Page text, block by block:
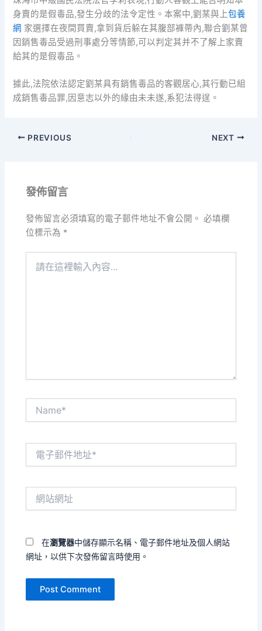
身賣的是假毒品,發生分歧的法令定性。本案中,劉某與上包養
網 家選擇在夜間買賣,拿到貨后躲在其腹部褲帶內,聯合劉某曾
因銷售毒品受過刑事處分等情節,可以判定其并不了解上家賣
給其的是假毒品。
據此,法院依法認定劉某具有銷售毒品的客觀居心,其行動已組
成銷售毒品罪,因意志以外的緣由未未遂,系犯法得逞。
PREVIOUS NEXT
發佈留言
發佈留言必須填寫的電子郵件地址不會公開。 必填欄
位標示為 *
在瀏覽器中儲存顯示名稱、電子郵件地址及個人網站
網址，以供下次發佈留言時使用。